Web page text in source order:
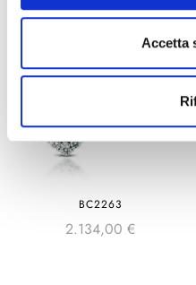
Accetta
BC2263
2.134,00 €